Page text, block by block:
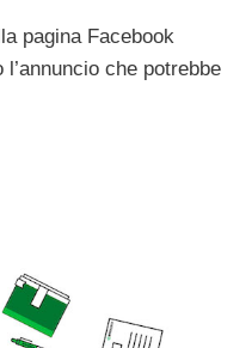
pagina Facebook
che potrebbe